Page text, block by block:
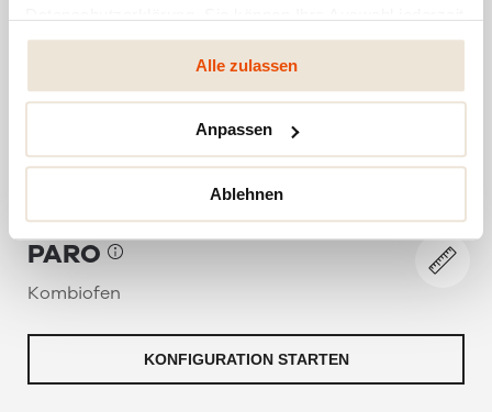
ändern oder widerrufen.
Alle zulassen
Anpassen
Ablehnen
PARO
Kombiofen
KONFIGURATION STARTEN